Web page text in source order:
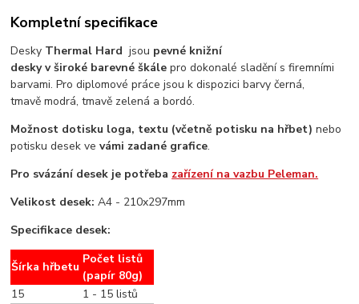
Kompletní specifikace
Desky Thermal Hard jsou pevné knižní
desky v široké barevné škále pro dokonalé sladění s firemními
barvami. Pro diplomové práce jsou k dispozici barvy černá,
tmavě modrá, tmavě zelená a bordó.
Možnost dotisku loga, textu (včetně potisku na hřbet) nebo
potisku desek vevámi zadané grafice.
Pro svázání desek je potřeba zařízení na vazbu Peleman.
Velikost desek: A4 - 210x297mm
Specifikace desek:
Šírka hřbetu
Počet listů
(papír 80g)
15
1 - 15 listů